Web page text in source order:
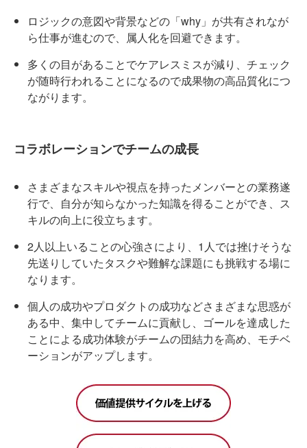
ロジックの意図や背景などの「why」が共有されなが
ら仕事が進むので、属人化を回避できます。
多くの目があることでケアレスミスが減り、チェック
が随時行われることになるので成果物の高品質化につ
ながります。
コラボレーションでチームの成長
さまざまなスキルや視点を持ったメンバーとの業務遂
行で、自分が知らなかった知識を得ることができ、ス
キルの向上に役立ちます。
2人以上いることの心強さにより、1人では挫けそうな
先送りしていたタスクや難解な課題にも挑戦する場に
なります。
個人の成功やプロダクトの成功などさまざまな思惑が
ある中、集中してチームに貢献し、ゴールを達成した
ことによる成功体験がチームの団結力を高め、モチベ
ーションがアップします。